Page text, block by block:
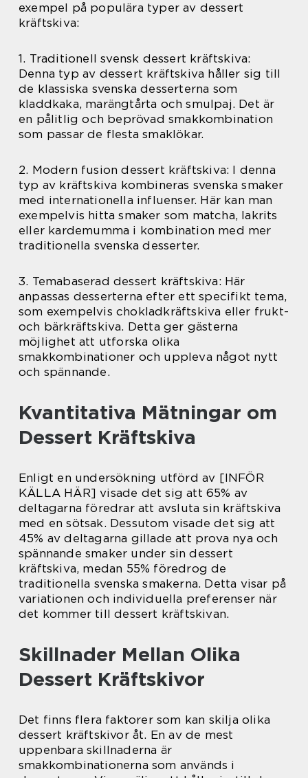
exempel på populära typer av dessert
kräftskiva:
1. Traditionell svensk dessert kräftskiva:
Denna typ av dessert kräftskiva håller sig till
de klassiska svenska desserterna som
kladdkaka, marängtårta och smulpaj. Det är
en pålitlig och beprövad smakkombination
som passar de flesta smaklökar.
2. Modern fusion dessert kräftskiva: I denna
typ av kräftskiva kombineras svenska smaker
med internationella influenser. Här kan man
exempelvis hitta smaker som matcha, lakrits
eller kardemumma i kombination med mer
traditionella svenska desserter.
3. Temabaserad dessert kräftskiva: Här
anpassas desserterna efter ett specifikt tema,
som exempelvis chokladkräftskiva eller frukt-
och bärkräftskiva. Detta ger gästerna
möjlighet att utforska olika
smakkombinationer och uppleva något nytt
och spännande.
Kvantitativa Mätningar om
Dessert Kräftskiva
Enligt en undersökning utförd av [INFÖR
KÄLLA HÄR] visade det sig att 65% av
deltagarna föredrar att avsluta sin kräftskiva
med en sötsak. Dessutom visade det sig att
45% av deltagarna gillade att prova nya och
spännande smaker under sin dessert
kräftskiva, medan 55% föredrog de
traditionella svenska smakerna. Detta visar på
variationen och individuella preferenser när
det kommer till dessert kräftskivan.
Skillnader Mellan Olika
Dessert Kräftskivor
Det finns flera faktorer som kan skilja olika
dessert kräftskivor åt. En av de mest
uppenbara skillnaderna är
smakkombinationerna som används i